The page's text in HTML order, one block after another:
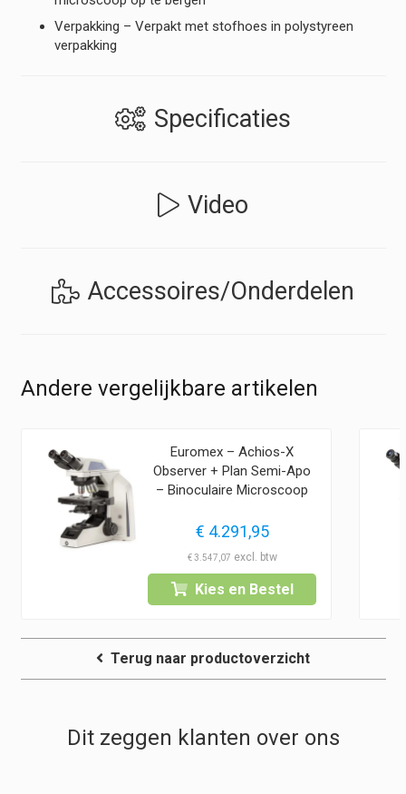
Verpakking – Verpakt met stofhoes in polystyreen
verpakking
Specificaties
Video
Accessoires/Onderdelen
Andere vergelijkbare artikelen
Euromex – Achios-X
Observer + Plan Semi-Apo
– Binoculaire Microscoop
€ 4.291,95
€3.547,07
Kies en Bestel
Terug naar productoverzicht
Dit zeggen klanten over ons